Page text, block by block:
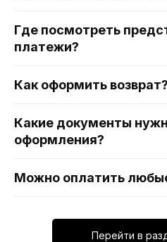
Где посмотреть
платежи?
Как оформить возврат?
Какие документы
оформления?
Можно оплатить
Перейти в